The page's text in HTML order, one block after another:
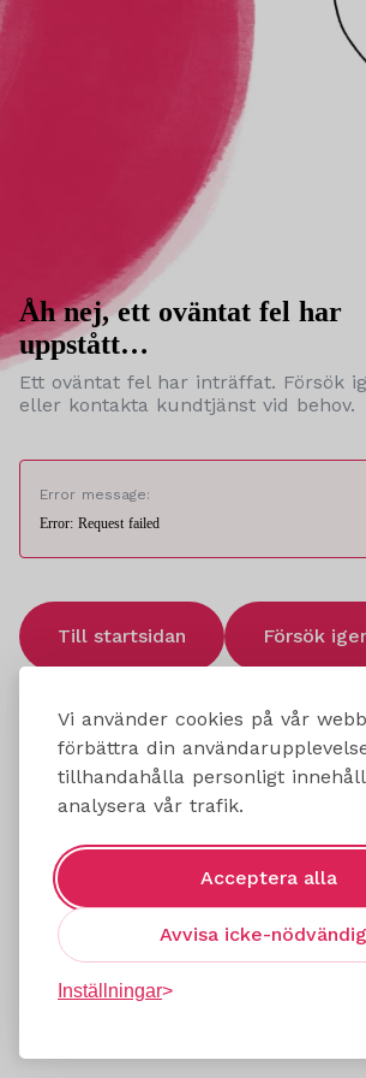
Vi använder cookies på vår
förbättra din
tillhandahålla personligt
analysera vår trafik.
Acceptera alla
Avvisa icke-
Inställningar
Åh nej, ett oväntat fel har
uppstått…
Ett oväntat fel har inträffat. Försök
eller kontakta kundtjänst vid behov.
Error message:
Error: Request failed
Till startsidan Försök